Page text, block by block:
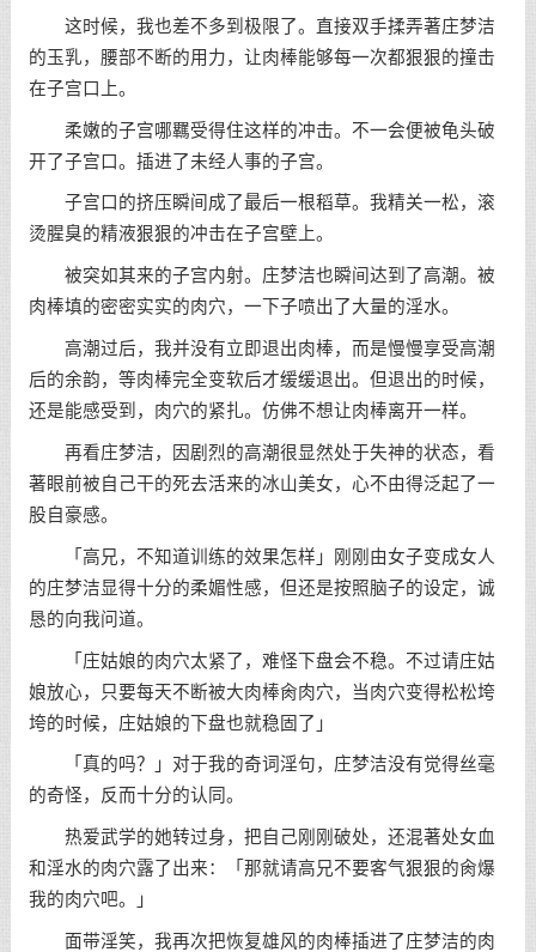
这时候，我也差不多到极限了。直接双手揉弄著庄梦洁
的玉乳，腰部不断的用力，让肉棒能够每一次都狠狠的撞击
在子宫口上。
柔嫩的子宫哪羈受得住这样的冲击。不一会便被龟头破
开了子宫口。插进了未经人事的子宫。
子宫口的挤压瞬间成了最后一根稻草。我精关一松，滚
烫腥臭的精液狠狠的冲击在子宫壁上。
被突如其来的子宫内射。庄梦洁也瞬间达到了高潮。被
肉棒填的密密实实的肉穴，一下子喷出了大量的淫水。
高潮过后，我并没有立即退出肉棒，而是慢慢享受高潮
后的余韵，等肉棒完全变软后才缓缓退出。但退出的时候，
还是能感受到，肉穴的紧扎。仿佛不想让肉棒离开一样。
再看庄梦洁，因剧烈的高潮很显然处于失神的状态，看
著眼前被自己干的死去活来的冰山美女，心不由得泛起了一
股自豪感。
「高兄，不知道训练的效果怎样」刚刚由女子变成女人
的庄梦洁显得十分的柔媚性感，但还是按照脑子的设定，诚
恳的向我问道。
「庄姑娘的肉穴太紧了，难怪下盘会不稳。不过请庄姑
娘放心，只要每天不断被大肉棒肏肉穴，当肉穴变得松松垮
垮的时候，庄姑娘的下盘也就稳固了」
「真的吗？」对于我的奇词淫句，庄梦洁没有觉得丝毫
的奇怪，反而十分的认同。
热爱武学的她转过身，把自己刚刚破处，还混著处女血
和淫水的肉穴露了出来：「那就请高兄不要客气狠狠的肏爆
我的肉穴吧。」
面带淫笑，我再次把恢复雄风的肉棒插进了庄梦洁的肉